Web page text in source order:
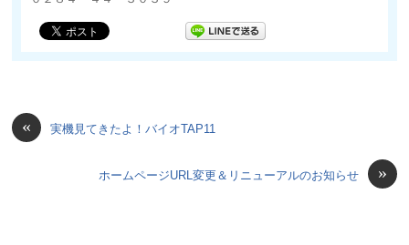
« 実機見てきたよ！バイオTAP11
»
ホームページURL変更＆リニューアルのお知らせ